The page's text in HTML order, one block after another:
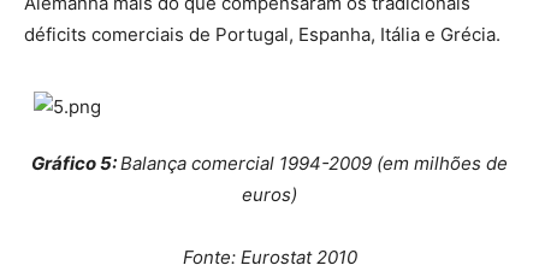
déficits comerciais de Portugal, Espanha, Itália e Grécia.
Gráfico5:Balança comercial 1994-2009 (em milhões de
euros)
Fonte: Eurostat 2010